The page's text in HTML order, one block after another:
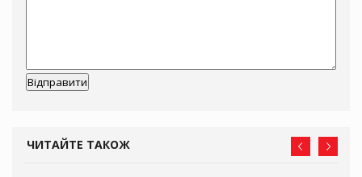
ЧИТАЙТЕ ТАКОЖ